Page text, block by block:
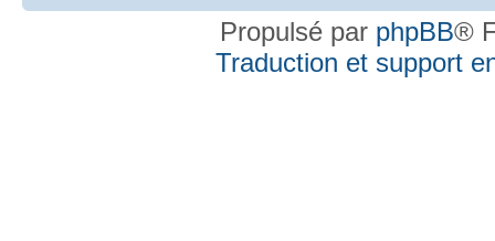
Propulsé par phpBB®
Traduction et support